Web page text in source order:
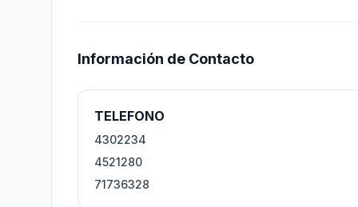
Información de Contacto
TELEFONO
4302234
4521280
71736328